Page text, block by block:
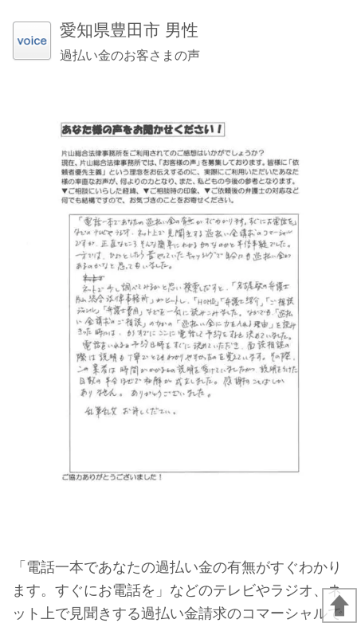
愛知県豊田市 男性
過払い金のお客さまの声
「電話一本であなたの過払い金の有無がすぐわかり
ます。すぐにお電話を」などのテレビやラジオ、ネ
ット上で見聞きする過払い金請求のコマーシャルで